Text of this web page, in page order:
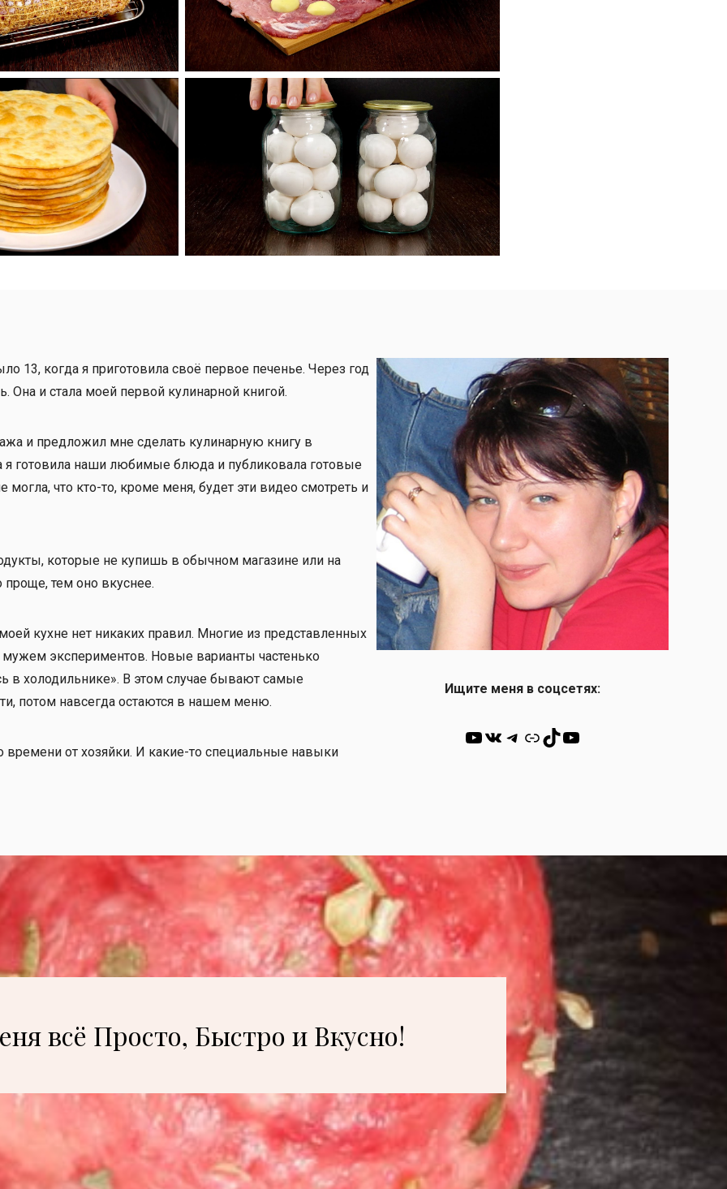
13, когда я приготовила своё первое печенье. Через год
Она и стала моей первой кулинарной книгой.
и предложил мне сделать кулинарную книгу в
готовила наши любимые блюда и публиковала готовые
что кто-то, кроме меня, будет эти видео смотреть и
которые не купишь в обычном магазине или на
тем оно вкуснее.
кухне нет никаких правил. Многие из представленных
мужем экспериментов. Новые варианты частенько
в холодильнике». В этом случае бывают самые
потом навсегда остаются в нашем меню.
от хозяйки. И какие-то специальные навыки
Ищите меня в соцсетях:
YouTube ВКонтакте Telegram Ссылка TikTok YouTube
всё Просто, Быстро и Вкусно!